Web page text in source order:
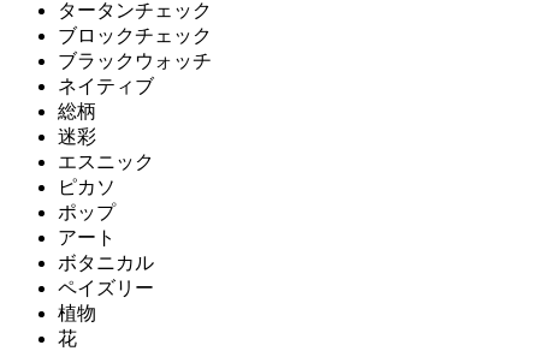
タータンチェック
ブロックチェック
ブラックウォッチ
ネイティブ
総柄
迷彩
エスニック
ピカソ
ポップ
アート
ボタニカル
ペイズリー
植物
花